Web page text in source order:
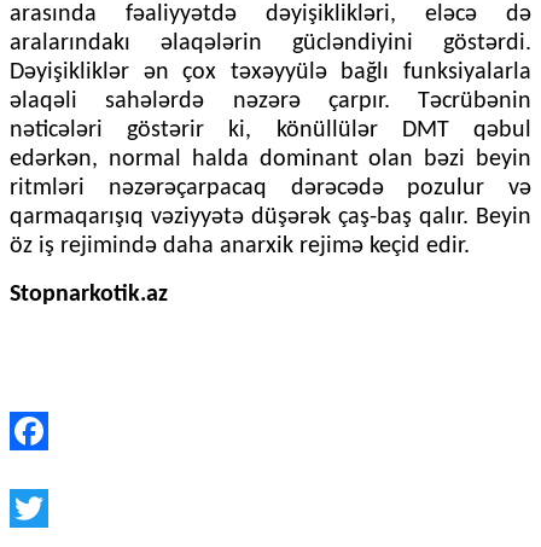
arasında fəaliyyətdə dəyişiklikləri, eləcə də
aralarındakı əlaqələrin gücləndiyini göstərdi.
Dəyişikliklər ən çox təxəyyülə bağlı funksiyalarla
əlaqəli sahələrdə nəzərə çarpır. Təcrübənin
nəticələri göstərir ki, könüllülər DMT qəbul
edərkən, normal halda dominant olan bəzi beyin
ritmləri nəzərəçarpacaq dərəcədə pozulur və
qarmaqarışıq vəziyyətə düşərək çaş-baş qalır. Beyin
öz iş rejimində daha anarxik rejimə keçid edir.
Stopnarkotik.az